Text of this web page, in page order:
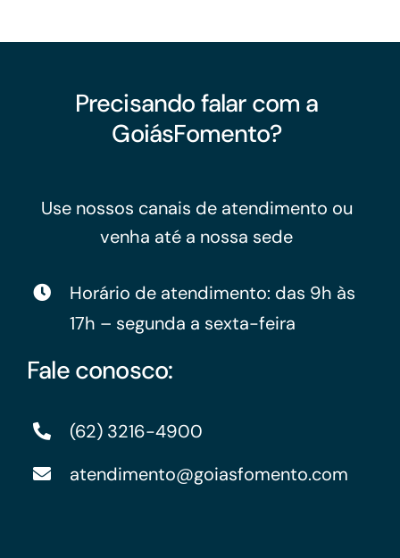
Precisando falar com a
GoiásFomento?
Use nossos canais de atendimento ou
venha até a nossa sede
Horário de atendimento: das 9h às
17h – segunda a sexta-feira
Fale conosco:
(62) 3216-4900
atendimento@goiasfomento.com